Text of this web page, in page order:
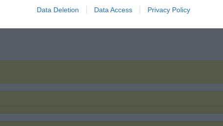
Data Deletion Data Access Privacy Policy